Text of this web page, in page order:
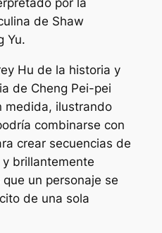
de Shaw
Yu.
Hu de la historia y
de Cheng Pei-pei
medida, ilustrando
combinarse con
crear secuencias de
brillantemente
un personaje se
de una sola